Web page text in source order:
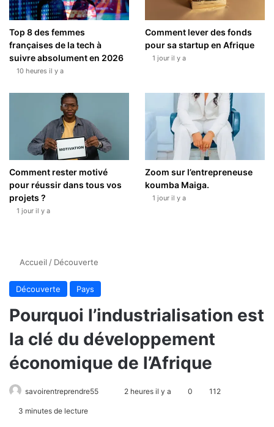
Top 8 des femmes
françaises de la tech à
suivre absolument en 2026
10 heures il y a
Comment lever des fonds
pour sa startup en Afrique
1 jour il y a
Comment rester motivé
pour réussir dans tous vos
projets ?
1 jour il y a
Zoom sur l’entrepreneuse
koumba Maiga.
1 jour il y a